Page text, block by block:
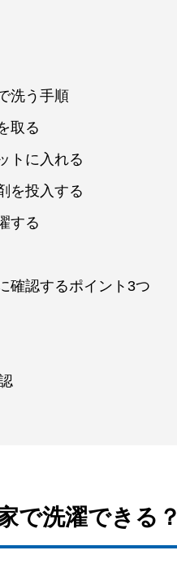
洗う手順
取る
トに入れる
を投入する
する
確認するポイント3つ
で洗濯できる？